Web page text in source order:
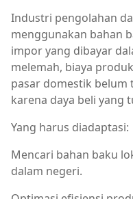
Industri pengolahan
menggunakan bahan
impor yang dibayar
melemah, biaya
pasar domestik belum
karena daya beli yang
Yang harus diadaptasi:
Mencari bahan baku
dalam negeri.